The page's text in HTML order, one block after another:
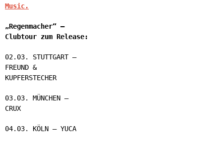
Music.
„Regenmacher“ –
Clubtour zum Release:
02.03. STUTTGART –
FREUND &
KUPFERSTECHER
03.03. MÜNCHEN –
CRUX
04.03. KÖLN – YUCA